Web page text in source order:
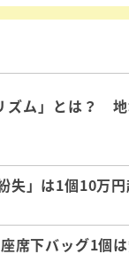
ズム」とは？
失」は1個10
席下バッグ1個